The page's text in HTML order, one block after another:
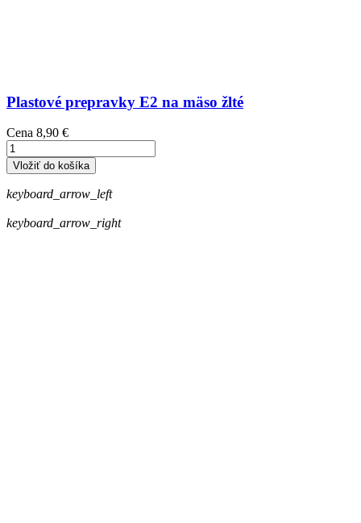
Plastové prepravky E2 na mäso žlté
Cena 8,90 €
Vložiť do košíka
keyboard_arrow_left
keyboard_arrow_right